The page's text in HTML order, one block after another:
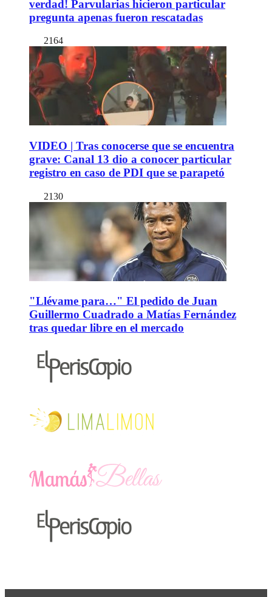
verdad! Parvularias hicieron particular
pregunta apenas fueron rescatadas
2164
VIDEO | Tras conocerse que se encuentra
grave: Canal 13 dio a conocer particular
registro en caso de PDI que se parapetó
2130
"Llévame para…" El pedido de Juan
Guillermo Cuadrado a Matías Fernández
tras quedar libre en el mercado